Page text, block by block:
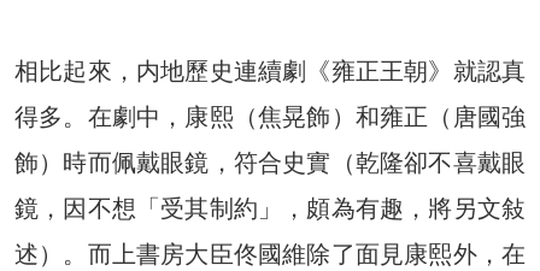
相比起來，内地歷史連續劇《雍正王朝》就認真
得多。在劇中，康熙（焦晃飾）和雍正（唐國強
飾）時而佩戴眼鏡，符合史實（乾隆卻不喜戴眼
鏡，因不想「受其制約」，頗為有趣，將另文敍
述）。而上書房大臣佟國維除了面見康熙外，在